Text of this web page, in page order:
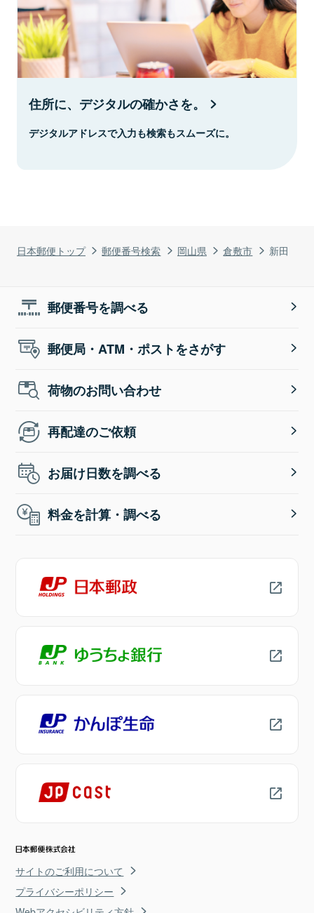
日本郵便トップ 郵便番号検索 岡山県 倉敷市 新田
住所に、デジタルの確かさを。
デジタルアドレスで入力も検索もスムーズに。
郵便番号を調べる
郵便局・ATM・ポストをさがす
荷物のお問い合わせ
再配達のご依頼
お届け日数を調べる
料金を計算・調べる
サイトのご利用について
プライバシーポリシー